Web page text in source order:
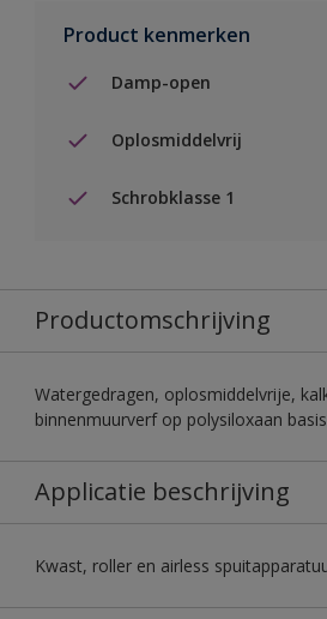
Product kenmerken
Damp-open
Oplosmiddelvrij
Schrobklasse 1
Productomschrijving
Watergedragen, oplosmiddelvrije,
binnenmuurverf op polysiloxaan
Applicatie beschrijving
Kwast, roller en airless